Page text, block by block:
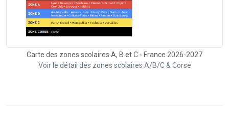
Carte des zones scolaires A, B et C - France 2026-2027
Voir le détail des zones scolaires A/B/C & Corse